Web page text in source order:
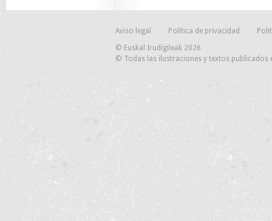
Aviso legal Política de privacidad
© Euskal Irudigileak 2026
© Todas las ilustraciones y textos publicados